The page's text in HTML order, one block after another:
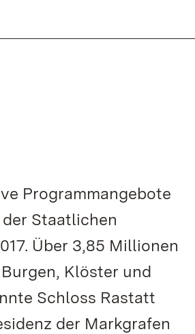
Programmangebote
Staatlichen
Über 3,85 Millionen
Klöster und
Schloss Rastatt
der Markgrafen